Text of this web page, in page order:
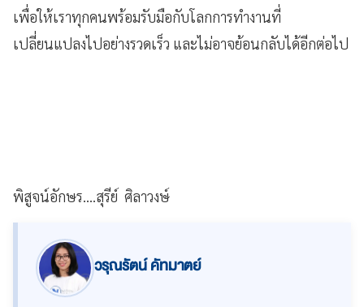
เพื่อให้เราทุกคนพร้อมรับมือกับโลกการทำงานที่
เปลี่ยนแปลงไปอย่างรวดเร็ว และไม่อาจย้อนกลับได้อีกต่อไป
พิสูจน์อักษร....สุรีย์ ศิลาวงษ์
วรุณรัตน์ คัทมาตย์